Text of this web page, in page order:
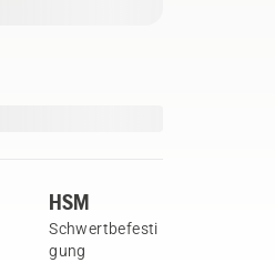
HSM
Schwertbefesti
gung